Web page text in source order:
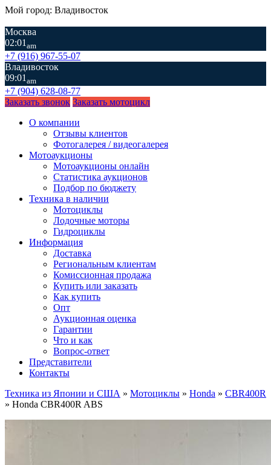
Мой город: Владивосток
Москва
02:01 am
+7 (916) 967-55-07
Владивосток
09:01 am
+7 (904) 628-08-77
Заказать звонок Заказать мотоцикл
О компании
Отзывы клиентов
Фотогалерея / видеогалерея
Мотоаукционы
Мотоаукционы онлайн
Статистика аукционов
Подбор по бюджету
Техника в наличии
Мотоциклы
Лодочные моторы
Гидроциклы
Информация
Доставка
Региональным клиентам
Комиссионная продажа
Купить или заказать
Как купить
Опт
Аукционная оценка
Гарантии
Что и как
Вопрос-ответ
Представители
Контакты
Техника из Японии и США » Мотоциклы » Honda » CBR400R
» Honda CBR400R ABS